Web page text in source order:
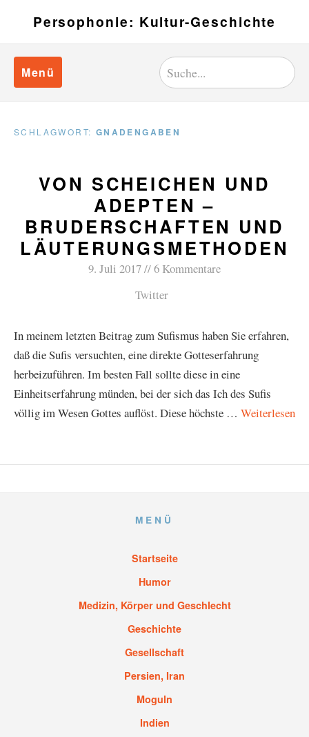
Persophonie: Kultur-Geschichte
Menü
SCHLAGWORT: GNADENGABEN
VON SCHEICHEN UND
ADEPTEN –
BRUDERSCHAFTEN UND
LÄUTERUNGSMETHODEN
9. Juli 2017
6 Kommentare
Twitter
In meinem letzten Beitrag zum Sufismus haben Sie erfahren,
daß die Sufis versuchten, eine direkte Gotteserfahrung
herbeizuführen. Im besten Fall sollte diese in eine
Einheitserfahrung münden, bei der sich das Ich des Sufis
völlig im Wesen Gottes auflöst. Diese höchste … Weiterlesen
MENÜ
Startseite
Humor
Medizin, Körper und Geschlecht
Geschichte
Gesellschaft
Persien, Iran
Moguln
Indien